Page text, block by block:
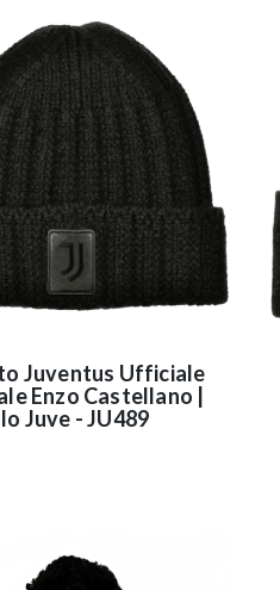
Juventus Ufficiale
Enzo Castellano |
Juve - JU489